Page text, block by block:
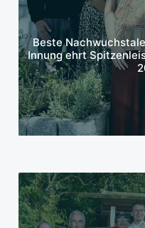
Beste
Innung ehrt
Mehr